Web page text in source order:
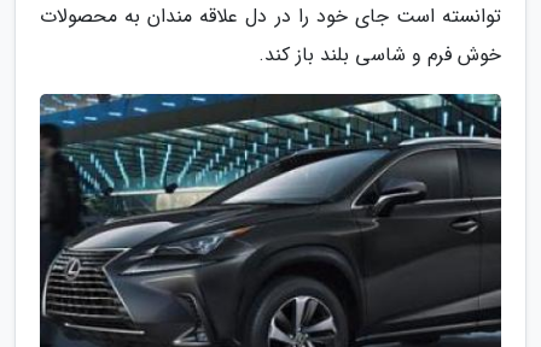
توانسته است جای خود را در دل علاقه مندان به محصولات
خوش فرم و شاسی بلند باز کند.